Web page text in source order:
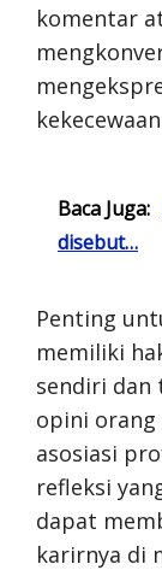
komentar
Baca Juga:
disebut…
Penting
memiliki
sendiri dan
opini orang
asosiasi
refleksi
dapat
karirnya di